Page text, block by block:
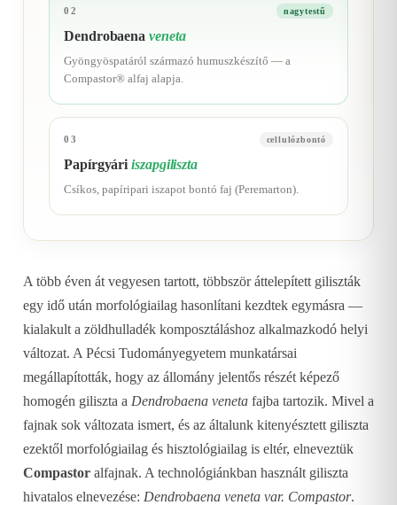
02 nagytestű
Dendrobaenaveneta
Gyöngyöspatáról származó humuszkészítő — a
Compastor® alfaj alapja.
03 cellulózbontó
Papírgyáriiszapgiliszta
Csíkos, papíripari iszapot bontó faj (Peremarton).
A több éven át vegyesen tartott, többször áttelepített giliszták
egy idő után morfológiailag hasonlítani kezdtek egymásra —
kialakult a zöldhulladék komposztáláshoz alkalmazkodó helyi
változat. A Pécsi Tudományegyetem munkatársai
megállapították, hogy az állomány jelentős részét képező
homogén giliszta a Dendrobaena veneta fajba tartozik. Mivel a
fajnak sok változata ismert, és az általunk kitenyésztett giliszta
ezektől morfológiailag és hisztológiailag is eltér, elneveztük
Compastor alfajnak. A technológiánkban használt giliszta
hivatalos elnevezése: Dendrobaena veneta var. Compastor.